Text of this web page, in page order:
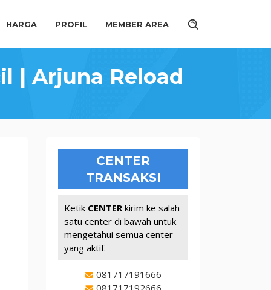
HARGA PROFIL MEMBER AREA
| Arjuna Reload
CENTER
TRANSAKSI
Ketik CENTERkirim ke salah
satu center di bawah untuk
mengetahui semua center
yang aktif.
081717191666
081717192666